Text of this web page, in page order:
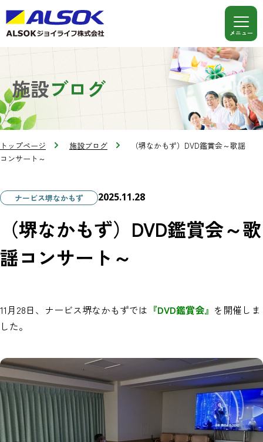
施設ブログ
トップページ 施設ブログ
（堺なかもず）DVD鑑賞会～歌謡
コンサート～
ナービス堺なかもず 2025.11.28
（堺なかもず）DVD鑑賞会～歌
謡コンサート～
11月28日、ナービス堺なかもずでは 『DVD鑑賞会』 を開催しま
した。